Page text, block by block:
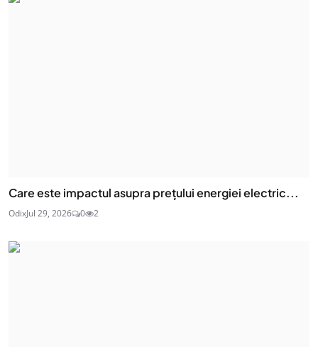
Care este impactul asupra prețului energiei electric...
OdixJul 29, 2026 0 2